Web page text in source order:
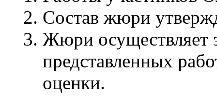
Состав жюри
Жюри осуществляет
представленных
оценки.